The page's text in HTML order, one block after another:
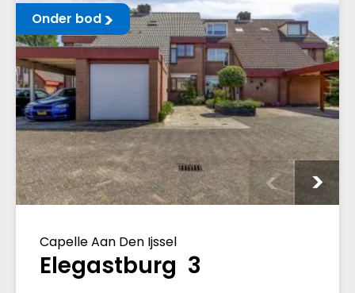
Onder bod
Capelle Aan Den Ijssel
Elegastburg 3